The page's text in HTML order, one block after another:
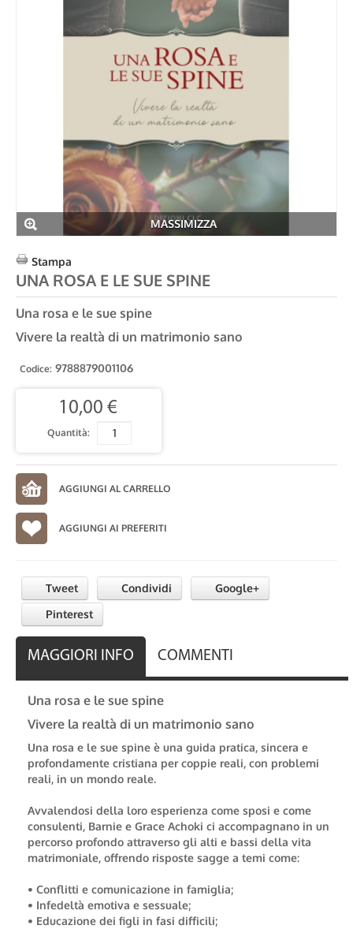
MASSIMIZZA
Stampa
UNA ROSA E LE SUE SPINE
Una rosa e le sue spine
Vivere la realtà di un matrimonio sano
Codice: 9788879001106
10,00 €
Quantità:
AGGIUNGI AI PREFERITI
Tweet Condividi
Google+
Pinterest
MAGGIORI INFO COMMENTI
Una rosa e le sue spine
Vivere la realtà di un matrimonio sano
Una rosa e le sue spine è una guida pratica, sincera e
profondamente cristiana per coppie reali, con problemi
reali, in un mondo reale.
Avvalendosi della loro esperienza come sposi e come
consulenti, Barnie e Grace Achoki ci accompagnano in un
percorso profondo attraverso gli alti e bassi della vita
matrimoniale, offrendo risposte sagge a temi come:
• Conflitti e comunicazione in famiglia;
• Infedeltà emotiva e sessuale;
• Educazione dei figli in fasi difficili;